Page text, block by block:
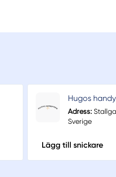
Hugos
Adress:
Sverige
Lägg till snickare